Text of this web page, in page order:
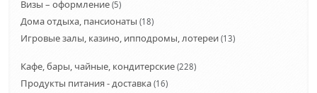
Визы – оформление (5)
Дома отдыха, пансионаты (18)
Игровые залы, казино, ипподромы, лотереи (13)
Кафе, бары, чайные, кондитерские (228)
Продукты питания - доставка (16)